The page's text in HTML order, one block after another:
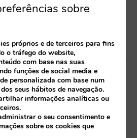
inventário de
sobre
próprios e de terceiros para fins
o tráfego do website,
com base nas suas
funções de social media e
personalizada com base num
seus hábitos de navegação.
informações analíticas ou
o seu consentimento e
sobre os cookies que